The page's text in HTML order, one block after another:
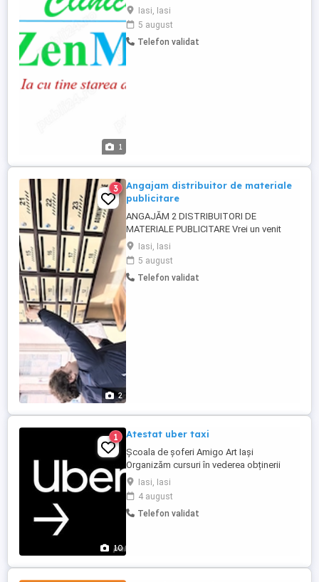
1
PNEUMOLOG - MEDICINA MUNCII-
NEUROLOG, disponibil pentru prima parte
a zilei in regim part-time sau full-time
pentru desfășurarea activității medicale în
Iasi, Iasi
5 august
Telefon validat
2
3
Angajam distribuitor de materiale
publicitare
ANGAJĂM 2 DISTRIBUITORI DE
MATERIALE PUBLICITARE Vrei un venit
suplimentar? Ești o persoană de
încredere? Îți place să lucrezi în aer liber și
să ai un program flexibil? A&I FAST
LOGISTIC SEDITION SRL recrutează 2
Iasi, Iasi
5 august
Telefon validat
10
1 Atestat uber taxi
Școala de șoferi Amigo Art Iași
Organizăm cursuri în vederea obținerii
atestatului pentru transport alternativ
(Uber Bolt) și TAXI Scolarizam persoane
in vederea obtinerii permisului de
conducere categoria Am, A1,B1, B si BE cu
Iasi, Iasi
4 august
Telefon validat